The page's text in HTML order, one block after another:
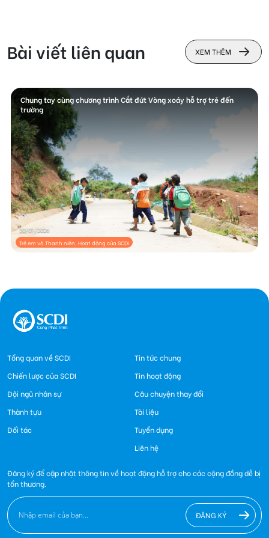
Bài viết liên quan XEM THÊM
Chung tay cùng chương trình Cắt đứt Vòng xoáy hỗ trợ trẻ đến
trường
30/07/2026
Trẻ em và Thanh niên, Hoạt động của SCDI
Tổng quan về SCDI
Chiến lược của SCDI
Đội ngũ nhân sự
Thành tựu
Đối tác
Tin tức chung
Tin hoạt động
Câu chuyện thay đổi
Tài liệu
Tuyển dụng
Liên hệ
Đăng ký để cập nhật thông tin về hoạt động hỗ trợ cho các cộng đồng dễ bị
tổn thương.
ĐĂNG KÝ